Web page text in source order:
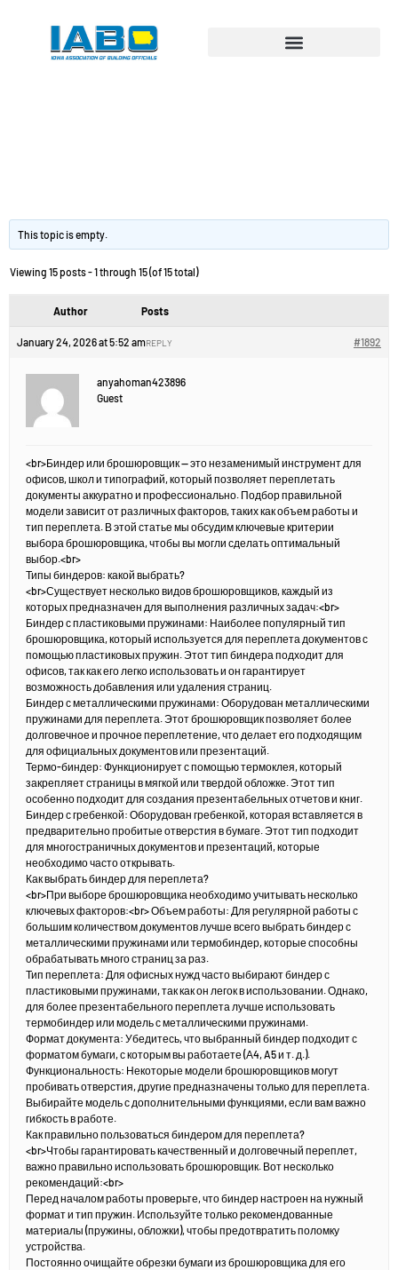
This topic is empty.
Viewing 15 posts - 1 through 15 (of 15 total)
Author Posts
January 24, 2026 at 5:52 am #1892
REPLY
anyahoman423896
Guest
<br>Биндер или брошюровщик — это незаменимый инструмент для
офисов, школ и типографий, который позволяет переплетать
документы аккуратно и профессионально. Подбор правильной
модели зависит от различных факторов, таких как объем работы и
тип переплета. В этой статье мы обсудим ключевые критерии
выбора брошюровщика, чтобы вы могли сделать оптимальный
выбор.<br>
Типы биндеров: какой выбрать?
<br>Существует несколько видов брошюровщиков, каждый из
которых предназначен для выполнения различных задач:<br>
Биндер с пластиковыми пружинами: Наиболее популярный тип
брошюровщика, который используется для переплета документов с
помощью пластиковых пружин. Этот тип биндера подходит для
офисов, так как его легко использовать и он гарантирует
возможность добавления или удаления страниц.
Биндер с металлическими пружинами: Оборудован металлическими
пружинами для переплета. Этот брошюровщик позволяет более
долговечное и прочное переплетение, что делает его подходящим
для официальных документов или презентаций.
Термо-биндер: Функционирует с помощью термоклея, который
закрепляет страницы в мягкой или твердой обложке. Этот тип
особенно подходит для создания презентабельных отчетов и книг.
Биндер с гребенкой: Оборудован гребенкой, которая вставляется в
предварительно пробитые отверстия в бумаге. Этот тип подходит
для многостраничных документов и презентаций, которые
необходимо часто открывать.
Как выбрать биндер для переплета?
<br>При выборе брошюровщика необходимо учитывать несколько
ключевых факторов:<br> Объем работы: Для регулярной работы с
большим количеством документов лучше всего выбрать биндер с
металлическими пружинами или термобиндер, которые способны
обрабатывать много страниц за раз.
Тип переплета: Для офисных нужд часто выбирают биндер с
пластиковыми пружинами, так как он легок в использовании. Однако,
для более презентабельного переплета лучше использовать
термобиндер или модель с металлическими пружинами.
Формат документа: Убедитесь, что выбранный биндер подходит с
форматом бумаги, с которым вы работаете (Α4, A5 и т. д.).
Функциональность: Некоторые модели брошюровщиков могут
пробивать отверстия, другие предназначены только для переплета.
Выбирайте модель с дополнительными функциями, если вам важно
гибкость в работе.
Как правильно пользоваться биндером для переплета?
<br>Чтобы гарантировать качественный и долговечный переплет,
важно правильно использовать брошюровщик. Вот несколько
рекомендаций:<br>
Перед началом работы проверьте, что биндер настроен на нужный
формат и тип пружин. Используйте только рекомендованные
материалы (пружины, обложки), чтобы предотвратить поломку
устройства.
Постоянно очищайте обрезки бумаги из брошюровщика для его